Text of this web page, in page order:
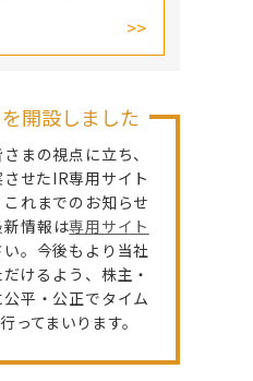
開設しました
まの視点に立ち、
せたIR専用サイト
れまでのお知らせ
新情報は専用サイト
。今後もより当社
けるよう、株主・
平・公正でタイム
ってまいります。